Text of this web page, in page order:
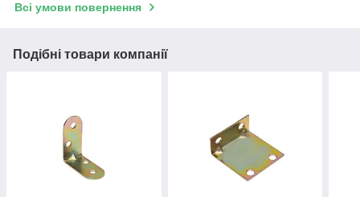
Всі умови повернення
Подібні товари компанії